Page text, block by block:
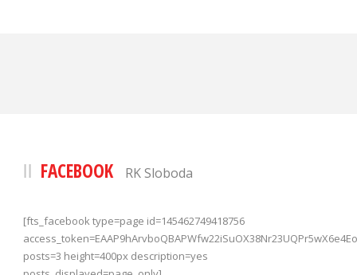
FACEBOOK RK Sloboda
[fts_facebook type=page id=145462749418756
posts=3 height=400px description=yes